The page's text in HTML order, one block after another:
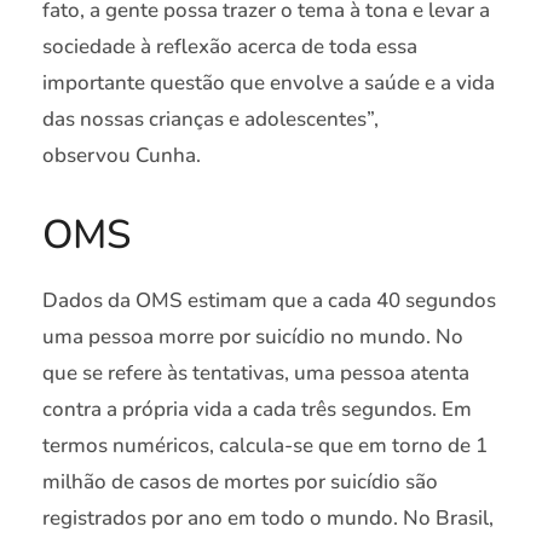
fato, a gente possa trazer o tema à tona e levar a
sociedade à reflexão acerca de toda essa
importante questão que envolve a saúde e a vida
das nossas crianças e adolescentes”,
observou Cunha.
OMS
Dados da OMS estimam que a cada 40 segundos
uma pessoa morre por suicídio no mundo. No
que se refere às tentativas, uma pessoa atenta
contra a própria vida a cada três segundos. Em
termos numéricos, calcula-se que em torno de 1
milhão de casos de mortes por suicídio são
registrados por ano em todo o mundo. No Brasil,